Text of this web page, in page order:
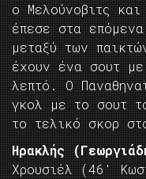
ο Μελούνοβιτς
έπεσε στα
μεταξύ των
έχουν ένα σουτ
λεπτό. O
γκολ με το σουτ
το τελικό σκορ
Ηρακλής
Χρουσιέλ (46′